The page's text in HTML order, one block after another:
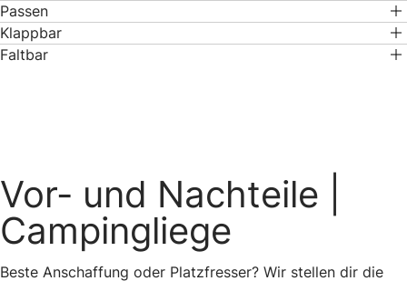
Passen
Klappbar
Faltbar
Vor- und Nachteile
Campingliege
Beste Anschaffung oder Platzfresser? Wir stellen dir die